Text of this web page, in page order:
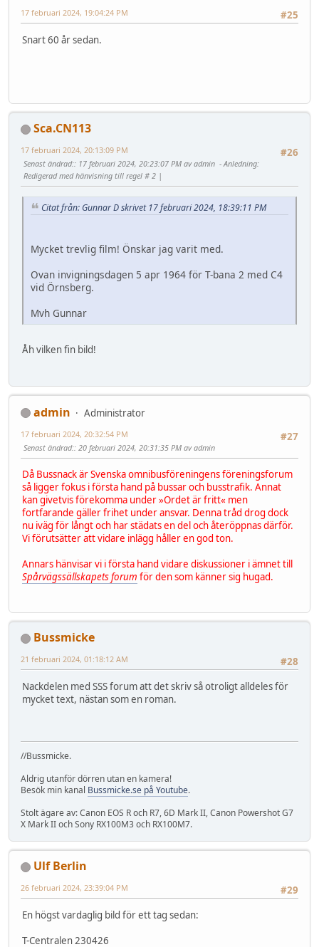
#25
17 februari 2024, 19:04:24 PM
Snart 60 år sedan.
Sca.CN113
#26
17 februari 2024, 20:13:09 PM
Senast ändrad:: 17 februari 2024, 20:23:07 PM av admin Anledning:
Redigerad med hänvisning till regel # 2 |
Citat från: Gunnar D skrivet 17 februari 2024, 18:39:11 PM
Mycket trevlig film! Önskar jag varit med.
Ovan invigningsdagen 5 apr 1964 för T-bana 2 med C4
vid Örnsberg.
Mvh Gunnar
Åh vilken fin bild!
admin
Administrator
#27
17 februari 2024, 20:32:54 PM
Senast ändrad:: 20 februari 2024, 20:31:35 PM av admin
Då Bussnack är Svenska omnibusföreningens föreningsforum
så ligger fokus i första hand på bussar och busstrafik. Annat
kan givetvis förekomma under »Ordet är fritt« men
fortfarande gäller frihet under ansvar. Denna tråd drog dock
nu iväg för långt och har städats en del och återöppnas därför.
Vi förutsätter att vidare inlägg håller en god ton.
Annars hänvisar vi i första hand vidare diskussioner i ämnet till
Spårvägssällskapets forum för den som känner sig hugad.
Bussmicke
#28
21 februari 2024, 01:18:12 AM
Nackdelen med SSS forum att det skriv så otroligt alldeles för
mycket text, nästan som en roman.
//Bussmicke.
Aldrig utanför dörren utan en kamera!
Besök min kanal Bussmicke.se på Youtube.
Stolt ägare av: Canon EOS R och R7, 6D Mark II, Canon Powershot G7
X Mark II och Sony RX100M3 och RX100M7.
Ulf Berlin
#29
26 februari 2024, 23:39:04 PM
En högst vardaglig bild för ett tag sedan:
T-Centralen 230426